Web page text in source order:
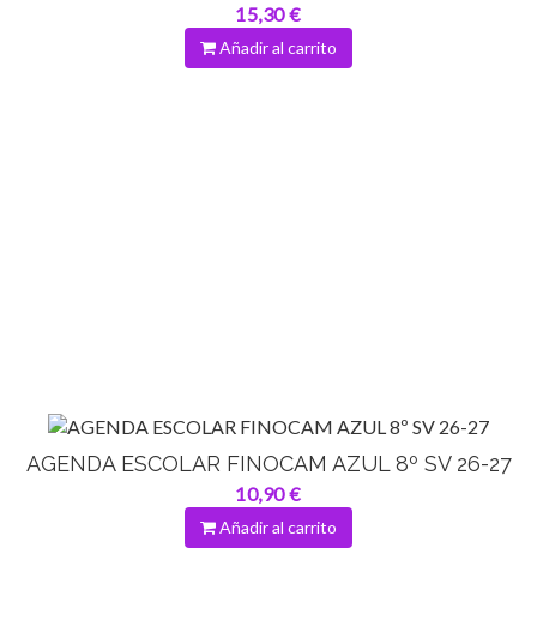
15,30 €
Añadir al carrito
AGENDA ESCOLAR FINOCAM AZUL 8º SV 26-27
10,90 €
Añadir al carrito